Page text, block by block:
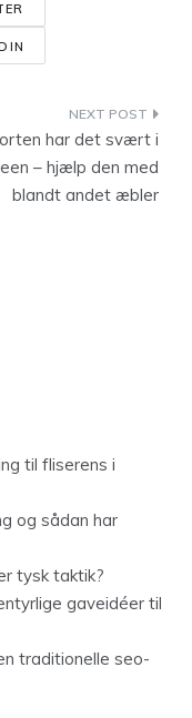
har det svært i
– hjælp den med
blandt andet æbler
til fliserens i
og sådan har
tysk taktik?
gaveidéer til
traditionelle seo-